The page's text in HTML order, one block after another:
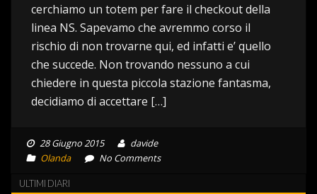
cerchiamo un totem per fare il checkout della
linea NS. Sapevamo che avremmo corso il
rischio di non trovarne qui, ed infatti e’ quello
che succede. Non trovando nessuno a cui
chiedere in questa piccola stazione fantasma,
decidiamo di accettare […]
28 Giugno 2015
davide
Olanda
No Comments
ULTIMI DIARI